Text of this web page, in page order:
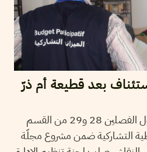
استئناف بعد قطيعة أم ذرّ
أسفرت النقاط الخلافية حول الفصلين 28 و29 من القسم
التشاركية ضمن مشروع مجلّة